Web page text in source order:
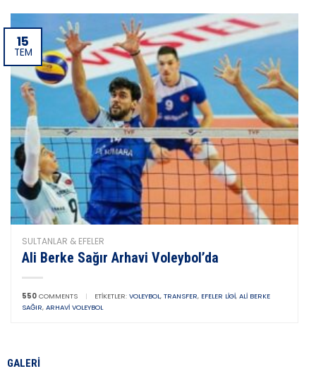
15
TEM
SULTANLAR & EFELER
Ali Berke Sağır Arhavi Voleybol’da
550 COMMENTS | ETIKETLER: VOLEYBOL, TRANSFER, EFELER LIGI, ALI BERKE
SAĞIR, ARHAVI VOLEYBOL
GALERI